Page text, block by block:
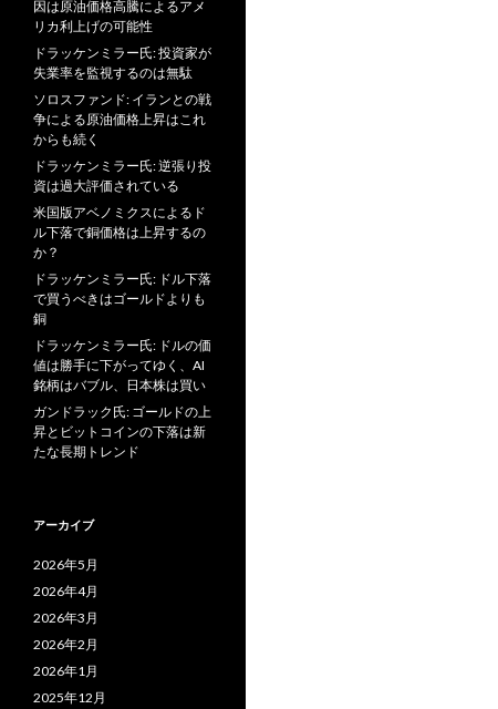
因は原油価格高騰によるアメ
リカ利上げの可能性
ドラッケンミラー氏: 投資家が
失業率を監視するのは無駄
ソロスファンド: イランとの戦
争による原油価格上昇はこれ
からも続く
ドラッケンミラー氏: 逆張り投
資は過大評価されている
米国版アベノミクスによるド
ル下落で銅価格は上昇するの
か？
ドラッケンミラー氏: ドル下落
で買うべきはゴールドよりも
銅
ドラッケンミラー氏: ドルの価
値は勝手に下がってゆく、AI
銘柄はバブル、日本株は買い
ガンドラック氏: ゴールドの上
昇とビットコインの下落は新
たな長期トレンド
アーカイブ
2026年5月
2026年4月
2026年3月
2026年2月
2026年1月
2025年12月